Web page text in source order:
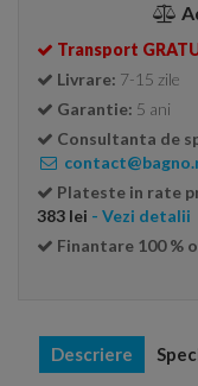
Transport
Livrare: 7-15 zile
Garantie: 5 ani
Consultanta de
Plateste in rate
383 lei - Vezi detalii
Finantare 100 %
Descriere